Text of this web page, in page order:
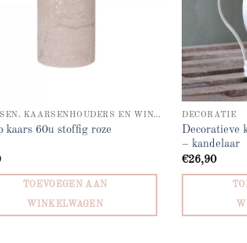
KAARSEN, KAARSENHOUDERS EN WINDLICHTEN
kaars 60u stoffig roze
TOEVOEGEN AAN
WINKELWAGEN
DECORATIE
– kandelaar
€26,90